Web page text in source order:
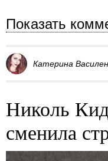
Показать
Катерина
Николь
сменила